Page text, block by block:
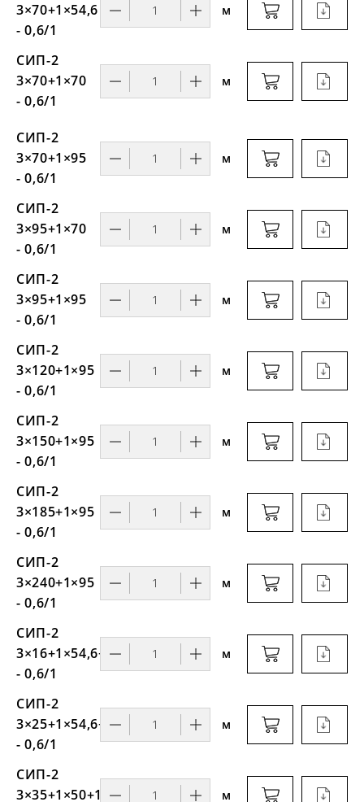
3×70+1×54,6
- 0,6/1
м
СИП-2
3×70+1×70
- 0,6/1
м
СИП-2
3×70+1×95
- 0,6/1
м
СИП-2
3×95+1×70
- 0,6/1
м
СИП-2
3×95+1×95
- 0,6/1
м
СИП-2
3×120+1×95
- 0,6/1
м
СИП-2
3×150+1×95
- 0,6/1
м
СИП-2
3×185+1×95
- 0,6/1
м
СИП-2
3×240+1×95
- 0,6/1
м
СИП-2
3×16+1×54,6+1×16
- 0,6/1
м
СИП-2
3×25+1×54,6+1×16
- 0,6/1
м
СИП-2
3×35+1×50+1×16
м